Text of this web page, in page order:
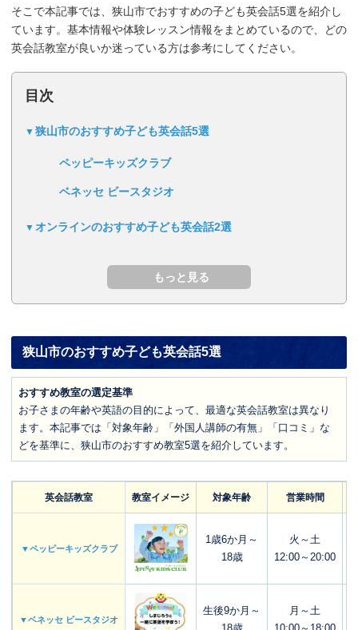
そこで本記事では、狭山市でおすすめの子ども英会話5選を紹介し
ています。基本情報や体験レッスン情報をまとめているので、どの
英会話教室が良いか迷っている方は参考にしてください。
目次
狭山市のおすすめ子ども英会話5選
ペッピーキッズクラブ
ベネッセ ビースタジオ
オンラインのおすすめ子ども英会話2選
狭山市のおすすめ子ども英会話5選
おすすめ教室の選定基準
お子さまの年齢や英語の目的によって、最適な英会話教室は異なり
ます。本記事では「対象年齢」「外国人講師の有無」「口コミ」な
どを基準に、狭山市のおすすめ教室5選を紹介しています。
英会話教室 教室イメージ 対象年齢 営業時間
▼ペッピーキッズクラブ
1歳6か月～
18歳
火～土
12:00～20:00
▼ベネッセ ビースタジオ
生後9か月～
月～土